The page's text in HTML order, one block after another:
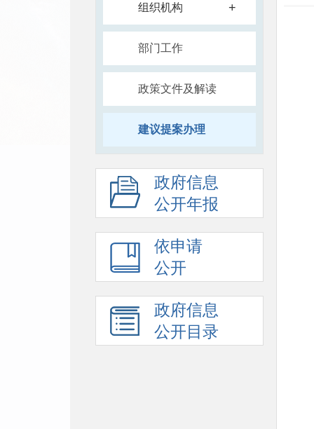
组织机构 +
部门工作
政策文件及解读
建议提案办理
政府信息
公开年报
依申请
公开
政府信息
公开目录